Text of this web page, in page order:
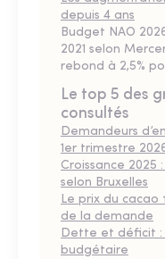
depuis 4 ans
Budget NAO
2021 selon
rebond à 2,5%
Le top 5 des
consultés
Demandeurs
1er trimestre
Croissance 2025
selon Bruxelles
Le prix du cacao
de la demande
Dette et déficit :
budgétaire